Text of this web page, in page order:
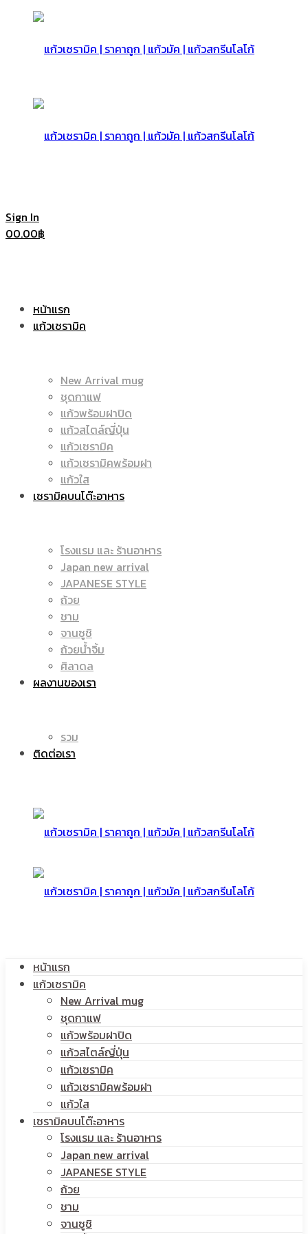
|
แก้ว
แก้ว
สกรีน
ราคา
แก้ว
|
แก้ว
สกรีน
Sign In
00.00฿
หน้าแรก
แก้วเซรามิค
New Arrival mug
ชุดกาแฟ
แก้วพร้อมฝาปิด
แก้วสไตล์ญี่ปุ่น
แก้วเซรามิค
แก้วเซรามิคพร้อมฝา
แก้วใส
เซรามิคบนโต๊ะอาหาร
โรงแรม และ ร้านอาหาร
Japan new arrival
JAPANESE STYLE
ถ้วย
ชาม
จานซูชิ
ถ้วยน้ำจิ้ม
ศิลาดล
ผลงานของเรา
รวม
ติดต่อเรา
หน้าแรก
แก้วเซรามิค
New Arrival mug
ชุดกาแฟ
แก้วพร้อมฝาปิด
แก้วสไตล์ญี่ปุ่น
แก้วเซรามิค
แก้วเซรามิคพร้อมฝา
แก้วใส
เซรามิคบนโต๊ะอาหาร
โรงแรม และ ร้านอาหาร
Japan new arrival
JAPANESE STYLE
ถ้วย
ชาม
จานซูชิ